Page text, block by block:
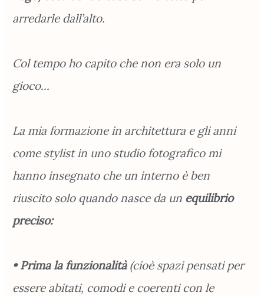
arredarle dall’alto.
Col tempo ho capito che non era solo un
gioco...
La mia formazione in architettura e gli anni
come stylist in uno studio fotografico mi
hanno insegnato che un interno è ben
riuscito solo quando nasce da un equilibrio
preciso:
• Prima la funzionalità(cioè spazi pensati per
essere abitati, comodi e coerenti con le